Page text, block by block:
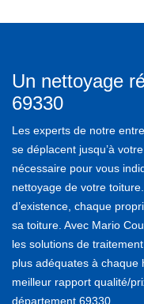
Un nettoyage
69330
Les experts de notre
se déplacent jusqu’à
nécessaire pour vous
nettoyage de votre
d’existence, chaque
sa toiture. Avec Mario
les solutions de
plus adéquates à chaque
meilleur rapport qualité/
département 69330.